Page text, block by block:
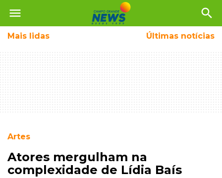
menu search
Mais lidas Últimas notícias
Artes
Atores mergulham na
complexidade de Lídia Baís